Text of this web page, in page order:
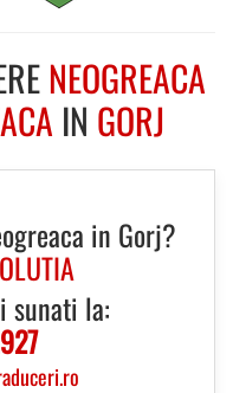
NEOGREACA
IN GORJ
in Gorj?
sunati la: